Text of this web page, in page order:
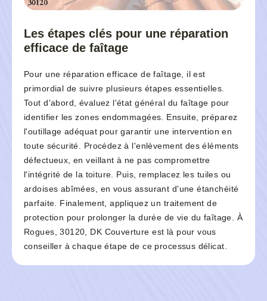
Les étapes clés pour une réparation
efficace de faîtage
Pour une réparation efficace de faîtage, il est
primordial de suivre plusieurs étapes essentielles.
Tout d'abord, évaluez l'état général du faîtage pour
identifier les zones endommagées. Ensuite, préparez
l'outillage adéquat pour garantir une intervention en
toute sécurité. Procédez à l'enlèvement des éléments
défectueux, en veillant à ne pas compromettre
l'intégrité de la toiture. Puis, remplacez les tuiles ou
ardoises abîmées, en vous assurant d'une étanchéité
parfaite. Finalement, appliquez un traitement de
protection pour prolonger la durée de vie du faîtage. À
Rogues, 30120, DK Couverture est là pour vous
conseiller à chaque étape de ce processus délicat.